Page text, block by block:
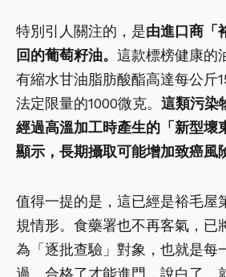
特別引人關注的，是由進口商「
回的葡萄籽油。 這款標榜健康的
有縮水甘油脂肪酸酯高達每公斤
法定限量的1000微克。 這類污染
經過高溫加工時產生的「新型壞
顯示，長期攝取可能增加致癌風
值得一提的是，這已經是裕毛屋
規情形。食藥署也不再客氣，已
為「逐批查驗」對象，也就是每
過、合格了才能進門，說白了，